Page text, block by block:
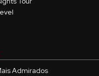
Admirados